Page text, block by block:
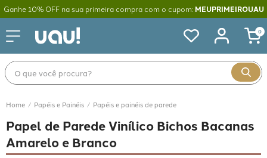
Ganhe 10% OFF na sua primeira compra com o cupom: MEUPRIMEIROUAU
0
O que você procura?
Papéis e Painéis Papéis e painéis de parede
Papel de Parede Vinílico Bichos Bacanas
Amarelo e Branco